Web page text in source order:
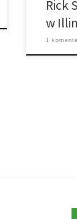
Rick
w
1